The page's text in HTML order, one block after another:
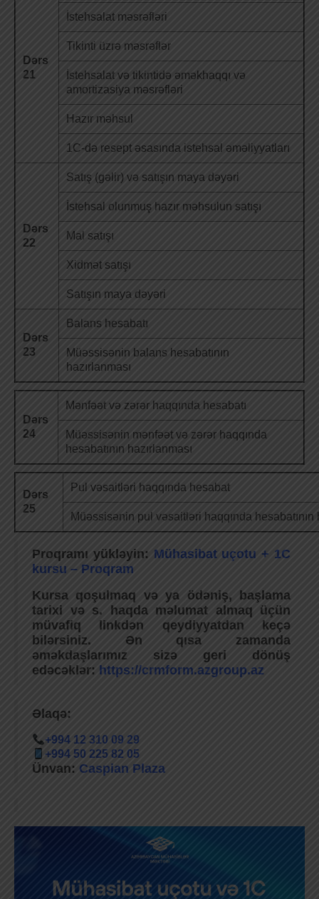
Dərs
21
İstehsalat məsrəfləri
Tikinti üzrə məsrəflər
İstehsalat və tikintidə əməkhaqqı və
amortizasiya məsrəfləri
Hazır məhsul
1C-də resept əsasında istehsal əməliyyatları
Dərs
22
Satış (gəlir) və satışın maya dəyəri
İstehsal olunmuş hazır məhsulun satışı
Mal satışı
Xidmət satışı
Satışın maya dəyəri
Dərs
23
Balans hesabatı
Müəssisənin balans hesabatının
hazırlanması
Dərs
24
Mənfəət və zərər haqqında hesabatı
Müəssisənin mənfəət və zərər haqqında
hesabatının hazırlanması
Dərs
25
Pul vəsaitləri haqqında hesabat
Müəssisənin pul vəsaitləri haqqında hesabatının
Proqramı yükləyin: Mühasibat uçotu + 1C
kursu – Proqram
Kursa qoşulmaq və ya ödəniş, başlama
tarixi və s. haqda məlumat almaq üçün
müvafiq linkdən qeydiyyatdan keçə
bilərsiniz. Ən qısa zamanda
əməkdaşlarımız sizə geri dönüş
edəcəklər: https://crmform.azgroup.az
Əlaqə:
+994 12 310 09 29
+994 50 225 82 05
Ünvan: Caspian Plaza